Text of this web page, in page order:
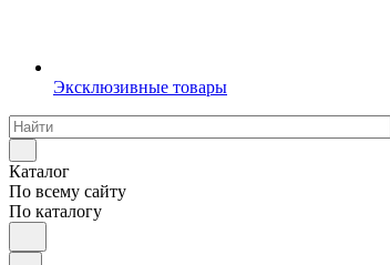
Эксклюзивные товары
Каталог
По всему сайту
По каталогу